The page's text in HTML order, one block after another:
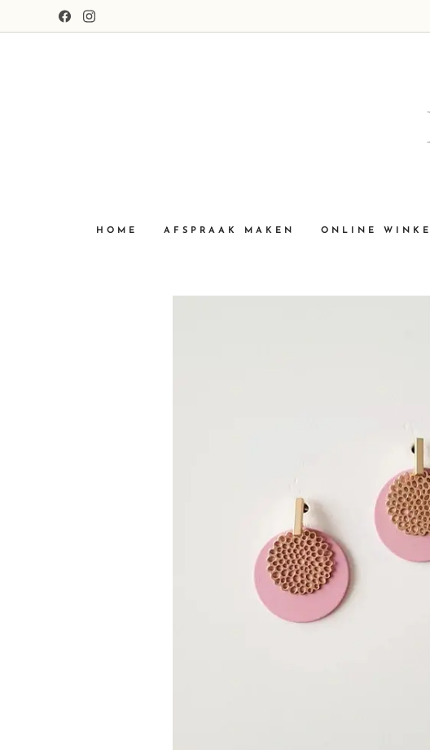
HOME AFSPRAAK MAKEN ONLINE